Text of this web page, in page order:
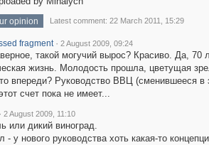
opinion Latest comment: 22 March 2011, 15:29
fragment · 2 August 2009, 09:24
такой могучий вырос? Красиво. Да, 70
жизнь. Молодость прошла, цветущая
впереди? Руководство ВВЦ (сменившееся в
счет пока не имеет...
· 2 August 2009, 11:10
или дикий виноград.
- у нового руководства хоть какая-то